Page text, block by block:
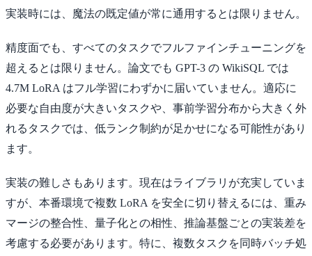
実装時には、魔法の既定値が常に通用するとは限りません。
精度面でも、すべてのタスクでフルファインチューニングを
超えるとは限りません。論文でも GPT-3 の WikiSQL では
4.7M LoRA はフル学習にわずかに届いていません。適応に
必要な自由度が大きいタスクや、事前学習分布から大きく外
れるタスクでは、低ランク制約が足かせになる可能性があり
ます。
実装の難しさもあります。現在はライブラリが充実していま
すが、本番環境で複数 LoRA を安全に切り替えるには、重み
マージの整合性、量子化との相性、推論基盤ごとの実装差を
考慮する必要があります。特に、複数タスクを同時バッチ処